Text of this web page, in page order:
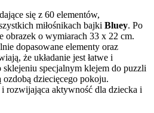
się z 60 elementów,
miłośnikach bajki Bluey. Po
obrazek o wymiarach 33 x 22 cm.
dopasowane elementy oraz
że układanie jest łatwe i
sklejeniu specjalnym klejem do puzzli
ozdobą dziecięcego pokoju.
rozwijająca aktywność dla dziecka i